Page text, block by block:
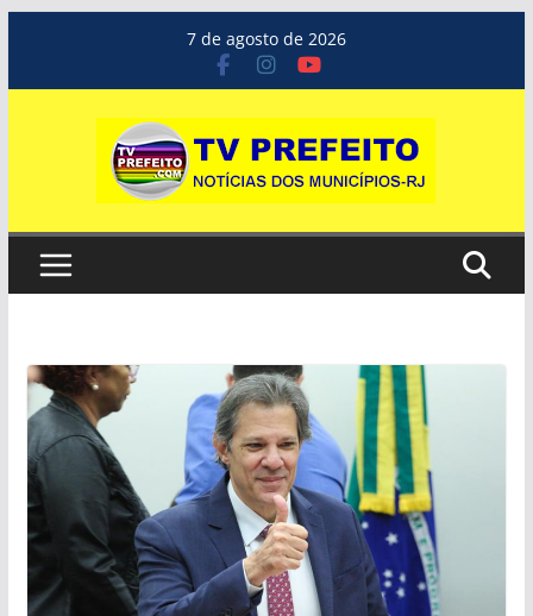
o
7 de agosto de 2026